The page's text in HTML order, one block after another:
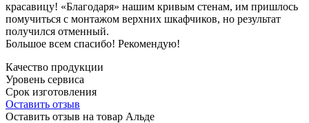
красавицу! «Благодаря» нашим кривым стенам, им пришлось
помучиться с монтажом верхних шкафчиков, но результат
получился отменный.
Большое всем спасибо! Рекомендую!
Качество продукции
Уровень сервиса
Срок изготовления
Оставить отзыв
Оставить отзыв на товар Альде